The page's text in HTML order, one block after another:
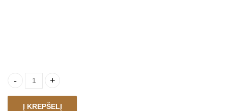
Paveikslų rinkinys TOLY quantity
Į KREPŠELĮ